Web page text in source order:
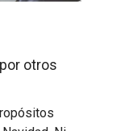
otros